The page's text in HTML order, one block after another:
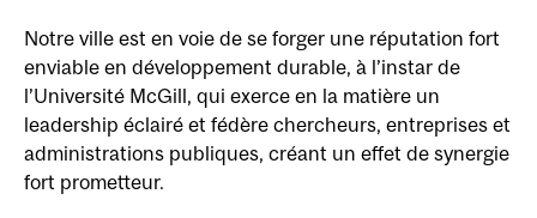
Notre ville est en voie de se forger une réputation fort
enviable en développement durable, à l’instar de
l’Université McGill, qui exerce en la matière un
leadership éclairé et fédère chercheurs, entreprises et
administrations publiques, créant un effet de synergie
fort prometteur.